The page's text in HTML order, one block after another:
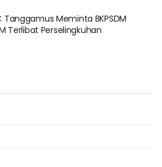
Tanggamus Meminta BKPSDM
Terlibat Perselingkuhan